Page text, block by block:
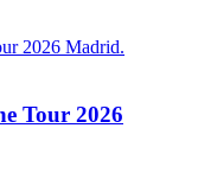
Tour 2026